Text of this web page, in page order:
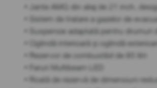
• Jante AMG din aliaj de 21 inch,
• Sistem de tratare a gazelor de
• Suspensie adaptată pentru drumuri
• Oglindă interioară și oglindă
• Rezervor de combustibil de 85 litri
• Faruri Multibeam LED
• Roată de rezervă de dimensiuni